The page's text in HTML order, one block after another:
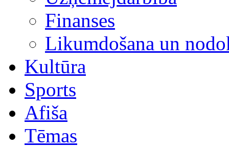
Finanses
Likumdošana un
Kultūra
Sports
Afiša
Tēmas